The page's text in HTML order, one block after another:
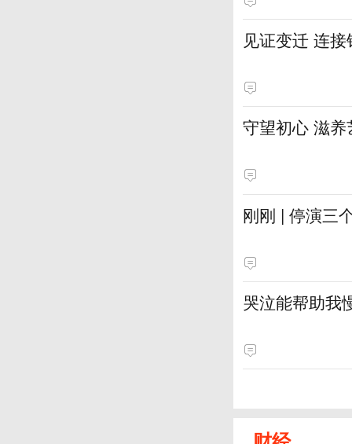
见证变迁 连
守望初心 滋
刚刚 | 停演三
哭泣能帮助我